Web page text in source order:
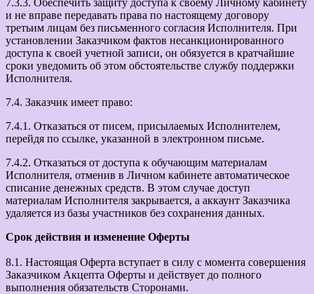
и не вправе передавать права по настоящему договору
третьим лицам без письменного согласия Исполнителя. При
установлении Заказчиком фактов несанкционированного
доступа к своей учетной записи, он обязуется в кратчайшие
сроки уведомить об этом обстоятельстве службу поддержки
Исполнителя.
7.4. Заказчик имеет право:
7.4.1. Отказаться от писем, присылаемых Исполнителем,
перейдя по ссылке, указанной в электронном письме.
7.4.2. Отказаться от доступа к обучающим материалам
Исполнителя, отменив в Личном кабинете автоматическое
списание денежных средств. В этом случае доступ
материалам Исполнителя закрывается, а аккаунт Заказчика
удаляется из базы участников без сохранения данных.
Срок действия и изменение Оферты
8.1. Настоящая Оферта вступает в силу с момента совершения
Заказчиком Акцепта Оферты и действует до полного
выполнения обязательств Сторонами.